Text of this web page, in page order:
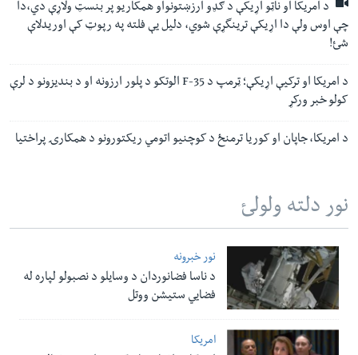
د امریکا او ناټو اړیکې د ګډو ارزښتونواو همکاریو پر بنسټ ولاړې دي،دا
چې اوس ولې دا اړيکې ترینگړې شوي، دلیل يې فلته په رپوټ کې اوریدلاې
شئ!
د امریکا او ترکیې اړیکې؛ ټرمپ د F-35 الوتکو د پلور ارزونه او د بندیزونو د لرې
کولو خبر ورکړ
د امریکا، جاپان او کوریا ترمنځ د کوچنیو اتومي ريکتورونو د همکارۍ پراختیا
نور دلته ولولئ
نور خبرونه
د ناسا فضانوردان د وسایلو د نصبولو لپاره له
فضایي ستیشن ووتل
امریکا